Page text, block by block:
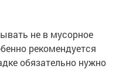
не в мусорное
рекомендуется
обязательно нужно